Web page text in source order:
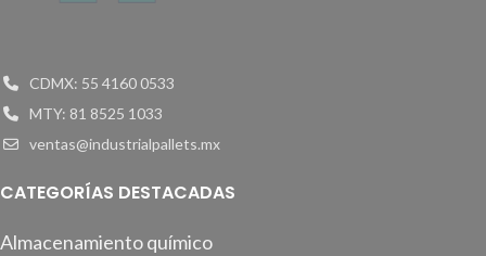
CDMX: 55 4160 0533
MTY: 81 8525 1033
ventas@industrialpallets.mx
CATEGORÍAS DESTACADAS
Almacenamiento químico